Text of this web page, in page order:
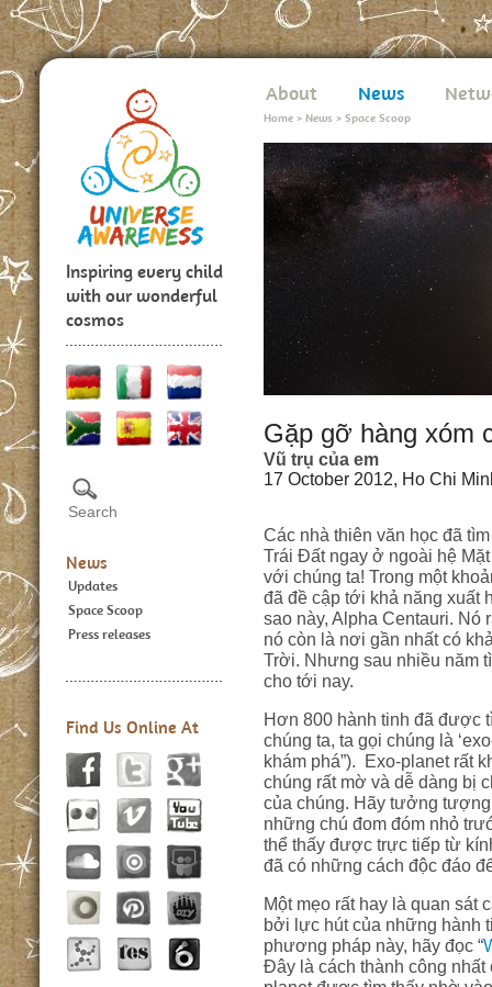
Inspiring every child
with our wonderful
cosmos
News
Updates
Space Scoop
Press releases
Find Us Online At
About News
Home > News > Space Scoop
Gặp gỡ hàng xóm
Vũ trụ của em
17 October 2012, Ho Chi
Các nhà thiên văn học đã
Trái Đất ngay ở ngoài hệ
với chúng ta! Trong một
đã đề cập tới khả năng xuất
sao này, Alpha Centauri. Nó
nó còn là nơi gần nhất có
Trời. Nhưng sau nhiều năm
cho tới nay.
Hơn 800 hành tinh đã được
chúng ta, ta gọi chúng là
khám phá”). Exo-planet rất
chúng rất mờ và dễ dàng bị
của chúng. Hãy tưởng
những chú đom đóm nhỏ
thể thấy được trực tiếp từ
đã có những cách độc đáo
Một mẹo rất hay là quan sát
bởi lực hút của những hành
phương pháp này, hãy đọc “
Đây là cách thành công